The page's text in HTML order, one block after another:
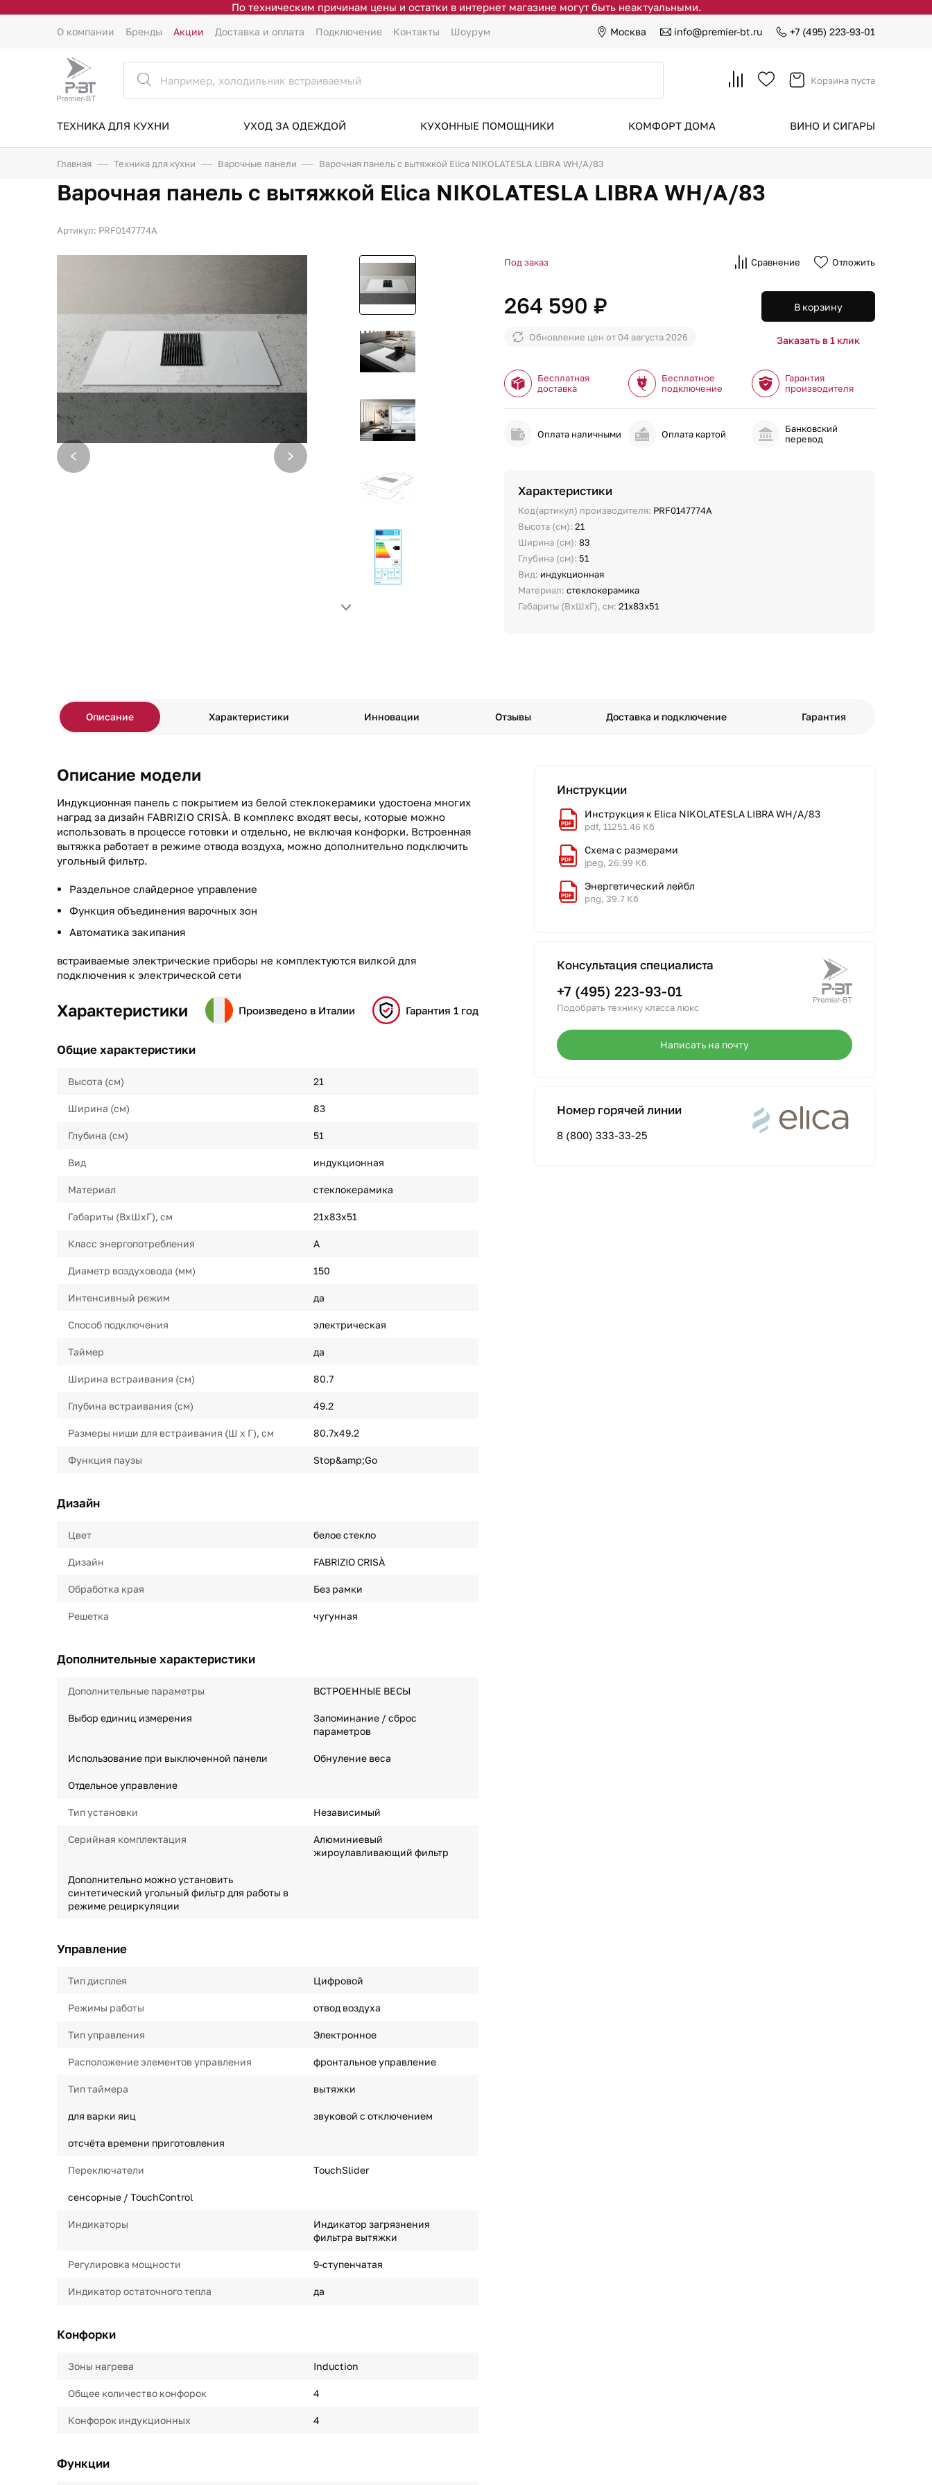
По техническим причинам цены и остатки в интернет магазине могут быть неактуальными.
О компании Бренды Акции Доставка и оплата Подключение Контакты Шоурум Москва info@premier-bt.ru +7 (495) 223-93-01
Корзина пуста
ТЕХНИКА ДЛЯ КУХНИ УХОД ЗА ОДЕЖДОЙ КУХОННЫЕ ПОМОЩНИКИ КОМФОРТ ДОМА ВИНО И СИГАРЫ
Главная Техника для кухни Варочные панели Варочная панель с вытяжкой Elica NIKOLATESLA LIBRA WH/A/83
Варочная панель с вытяжкой Elica NIKOLATESLA LIBRA WH/A/83
Артикул: PRF0147774A
Под заказ Сравнение Отложить
264 590 ₽
Обновление цен от 04 августа 2026
В корзину
Заказать в 1 клик
Бесплатная
доставка
Бесплатное
подключение
Гарантия
производителя
Оплата наличными Оплата картой
Банковский
перевод
Характеристики
Код(артикул) производителя: PRF0147774A
Высота (см):21
Ширина (см):83
Глубина (см): 51
Вид: индукционная
Материал:стеклокерамика
Габариты (ВхШхГ), см:21х83х51
Описание Характеристики Инновации Отзывы Доставка и подключение Гарантия
Описание модели
Индукционная панель с покрытием из белой стеклокерамики удостоена многих
наград за дизайн FABRIZIO CRISÀ. В комплекс входят весы, которые можно
использовать в процессе готовки и отдельно, не включая конфорки. Встроенная
вытяжка работает в режиме отвода воздуха, можно дополнительно подключить
угольный фильтр.
Раздельное слайдерное управление
Функция объединения варочных зон
Автоматика закипания
встраиваемые электрические приборы не комплектуются вилкой для
подключения к электрической сети
Характеристики Произведено в Италии Гарантия 1 год
Общие характеристики
Высота (см) 21
Ширина (см) 83
Глубина (см) 51
Вид индукционная
Материал стеклокерамика
Габариты (ВхШхГ), см 21х83х51
Класс энергопотребления A
Диаметр воздуховода (мм) 150
Интенсивный режим да
Способ подключения электрическая
Таймер да
Ширина встраивания (см) 80.7
Глубина встраивания (см) 49.2
Размеры ниши для встраивания (Ш х Г), см 80.7х49.2
Функция паузы Stop&amp;Go
Дизайн
Цвет белое стекло
Дизайн FABRIZIO CRISÀ
Обработка края Без рамки
Решетка чугунная
Дополнительные характеристики
Дополнительные параметры ВСТРОЕННЫЕ ВЕСЫ
Выбор единиц измерения
Запоминание / сброс
параметров
Использование при выключенной панели Обнуление веса
Отдельное управление
Тип установки Независимый
Серийная комплектация
Алюминиевый
жироулавливающий фильтр
Дополнительно можно установить
синтетический угольный фильтр для работы в
режиме рециркуляции
Управление
Тип дисплея Цифровой
Режимы работы отвод воздуха
Тип управления Электронное
Расположение элементов управления фронтальное управление
Тип таймера вытяжки
для варки яиц звуковой с отключением
отсчёта времени приготовления
Переключатели TouchSlider
сенсорные / TouchControl
Индикаторы
Индикатор загрязнения
фильтра вытяжки
Регулировка мощности 9-ступенчатая
Индикатор остаточного тепла да
Конфорки
Зоны нагрева Induction
Общее количество конфорок 4
Конфорок индукционных 4
Функции
Инструкции
Инструкция к Elica NIKOLATESLA LIBRA WH/A/83
pdf, 11251.46 Кб
Схема с размерами
jpeg, 26.99 Кб
Энергетический лейбл
png, 39.7 Кб
Консультация специалиста
+7 (495) 223-93-01
Подобрать технику класса люкс
Написать на почту
Номер горячей линии
8 (800) 333-33-25